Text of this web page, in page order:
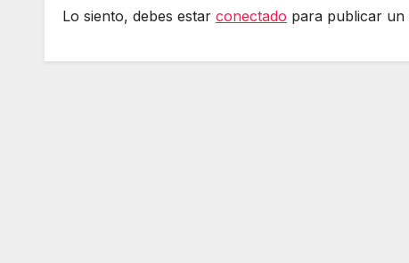
Lo siento, debes estar conectado para publicar un